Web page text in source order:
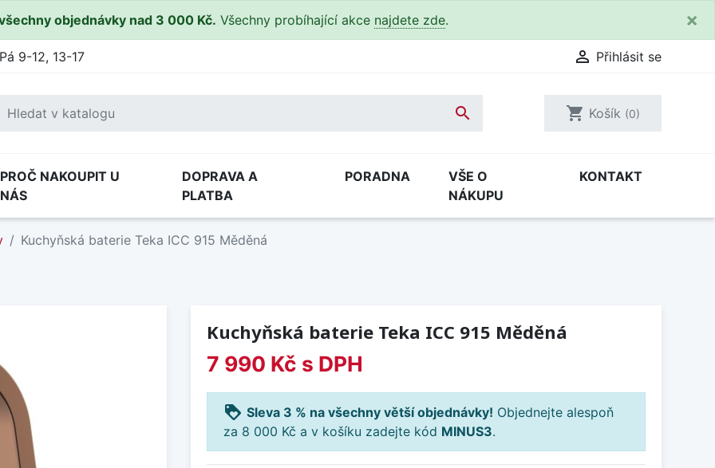
objednávky nad 3 000 Kč. Všechny probíhající akce najdete zde. ×
9-12, 13-17  Přihlásit se
 shopping_cart Košík (0)
PROČ NAKOUPIT U
NÁS
DOPRAVA A
PLATBA
PORADNA
VŠE O
NÁKUPU
KONTAKT
Kuchyňská baterie Teka ICC 915 Měděná
Kuchyňská baterie Teka ICC 915 Měděná
7 990 Kč s DPH
loyalty Sleva 3 % na všechny větší objednávky! Objednejte alespoň
za 8 000 Kč a v košíku zadejte kód MINUS3.